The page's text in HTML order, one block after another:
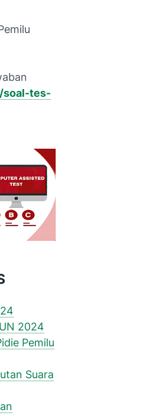
soal-tes-
2024
Pemilu
Suara